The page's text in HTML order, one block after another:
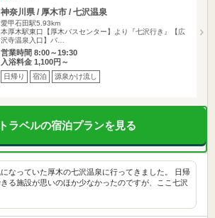
神奈川県 / 厚木市 / 七沢温泉
愛甲石田駅5.93km
本厚木駅東口【厚木バスセンター】より『七沢行き』【広
沢寺温泉入口】バ…
営業時間 8:00～19:30
入浴料金 1,100円～
日帰り 宿泊 源泉かけ流し
ラベルの宿泊プランを見る
なっていた厚木の七沢温泉に行ってきました。 日帰
る施設が思いのほか少なかったのですが、ここ七沢